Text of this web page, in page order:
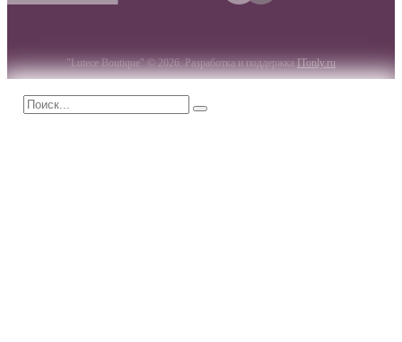
"Lutece Boutique" © 2026. Разработка и поддержкаITonly.ru